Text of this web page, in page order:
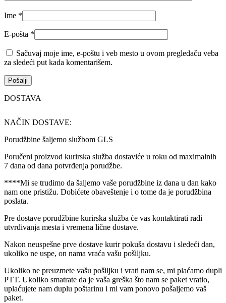
Ime *
E-pošta *
Sačuvaj moje ime, e-poštu i veb mesto u ovom pregledaču veba
za sledeći put kada komentarišem.
DOSTAVA
NAČIN DOSTAVE:
Porudžbine šaljemo službom GLS
Poručeni proizvod kurirska služba dostaviće u roku od maximalnih
7 dana od dana potvrđenja porudžbe.
****Mi se trudimo da šaljemo vaše porudžbine iz dana u dan kako
nam one pristižu. Dobićete obaveštenje i o tome da je porudžbina
poslata.
Pre dostave porudžbine kurirska služba će vas kontaktirati radi
utvrđivanja mesta i vremena lične dostave.
Nakon neuspešne prve dostave kurir pokuša dostavu i sledeći dan,
ukoliko ne uspe, on nama vraća vašu pošiljku.
Ukoliko ne preuzmete vašu pošiljku i vrati nam se, mi plaćamo dupli
PTT. Ukoliko smatrate da je vaša greška što nam se paket vratio,
uplaćujete nam duplu poštarinu i mi vam ponovo pošaljemo vaš
paket.